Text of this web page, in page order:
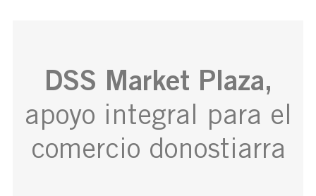
DSS Market Plaza,
apoyo integral para el
comercio donostiarra